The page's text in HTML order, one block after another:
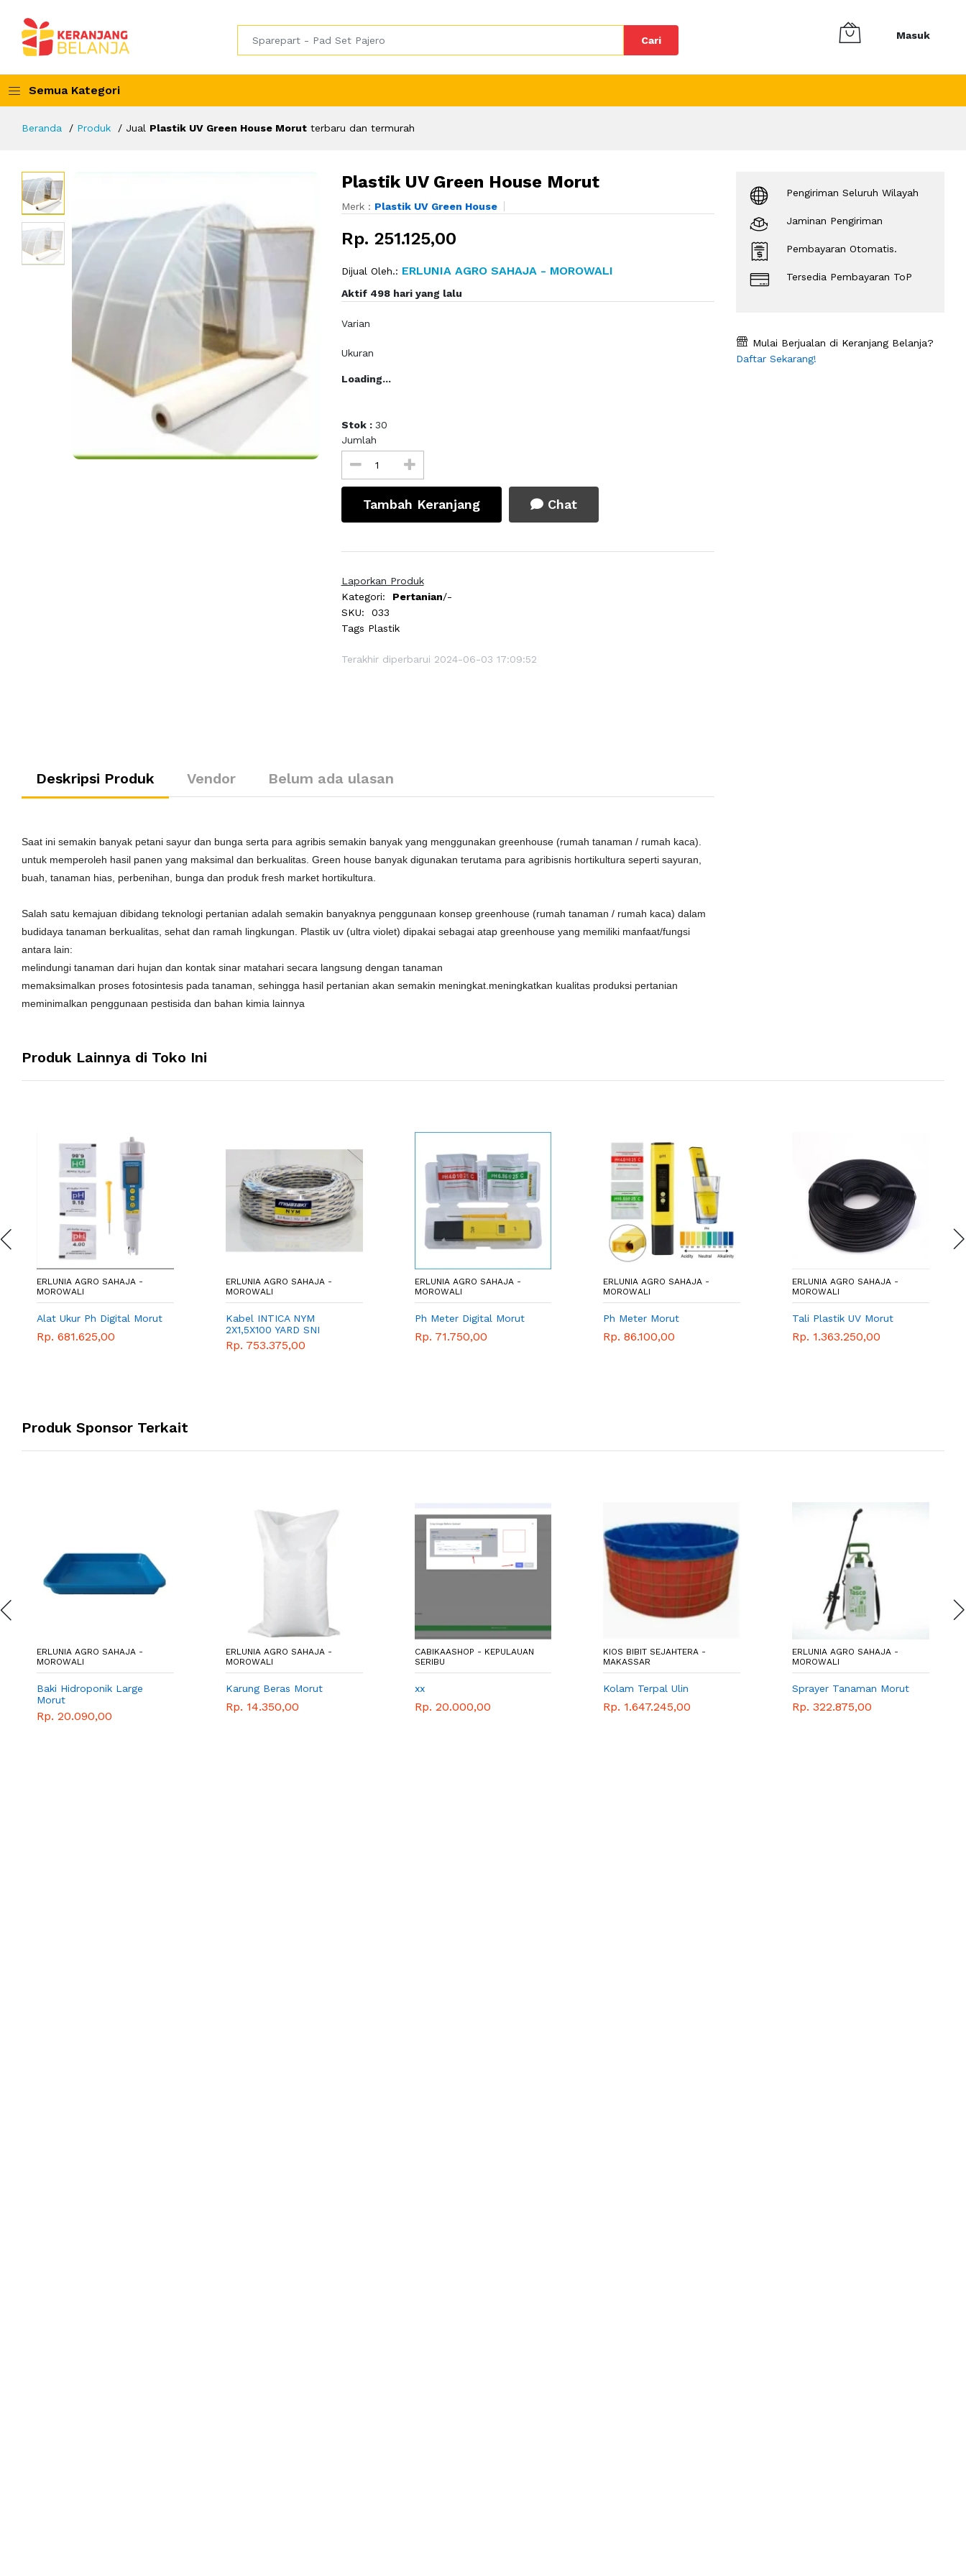
Cari Masuk
Semua Kategori
Beranda Produk Jual Plastik UV Green House Morut terbaru dan termurah
Plastik UV Green House Morut
Merk : Plastik UV Green House
Rp. 251.125,00
Dijual Oleh.: ERLUNIA AGRO SAHAJA - MOROWALI
Aktif 498 hari yang lalu
Varian
Ukuran
Loading...
Stok : 30
Jumlah
Tambah Keranjang Chat
Laporkan Produk
Kategori:
Pertanian/-
SKU:
033
Tags Plastik
Terakhir diperbarui 2024-06-03 17:09:52
Deskripsi Produk Vendor Belum ada ulasan
Saat ini semakin banyak petani sayur dan bunga serta para agribis semakin banyak yang menggunakan greenhouse (rumah tanaman / rumah kaca).
untuk memperoleh hasil panen yang maksimal dan berkualitas. Green house banyak digunakan terutama para agribisnis hortikultura seperti sayuran,
buah, tanaman hias, perbenihan, bunga dan produk fresh market hortikultura.
Salah satu kemajuan dibidang teknologi pertanian adalah semakin banyaknya penggunaan konsep greenhouse (rumah tanaman / rumah kaca) dalam
budidaya tanaman berkualitas, sehat dan ramah lingkungan. Plastik uv (ultra violet) dipakai sebagai atap greenhouse yang memiliki manfaat/fungsi
antara lain:
melindungi tanaman dari hujan dan kontak sinar matahari secara langsung dengan tanaman
memaksimalkan proses fotosintesis pada tanaman, sehingga hasil pertanian akan semakin meningkat.meningkatkan kualitas produksi pertanian
meminimalkan penggunaan pestisida dan bahan kimia lainnya
Pengiriman Seluruh Wilayah
Jaminan Pengiriman
Pembayaran Otomatis.
Tersedia Pembayaran ToP
Mulai Berjualan di Keranjang Belanja?
Daftar Sekarang!
Produk Lainnya di Toko Ini
ERLUNIA AGRO SAHAJA -
MOROWALI
Alat Ukur Ph Digital Morut
Rp. 681.625,00
ERLUNIA AGRO SAHAJA -
MOROWALI
Kabel INTICA NYM
2X1,5X100 YARD SNI
Rp. 753.375,00
ERLUNIA AGRO SAHAJA -
MOROWALI
Ph Meter Digital Morut
Rp. 71.750,00
ERLUNIA AGRO SAHAJA -
MOROWALI
Ph Meter Morut
Rp. 86.100,00
ERLUNIA AGRO SAHAJA -
MOROWALI
Tali Plastik UV Morut
Rp. 1.363.250,00
Produk Sponsor Terkait
ERLUNIA AGRO SAHAJA -
MOROWALI
Baki Hidroponik Large
Morut
Rp. 20.090,00
ERLUNIA AGRO SAHAJA -
MOROWALI
Karung Beras Morut
Rp. 14.350,00
CABIKAASHOP - KEPULAUAN
SERIBU
xx
Rp. 20.000,00
KIOS BIBIT SEJAHTERA -
MAKASSAR
Kolam Terpal Ulin
Rp. 1.647.245,00
ERLUNIA AGRO SAHAJA -
MOROWALI
Sprayer Tanaman Morut
Rp. 322.875,00